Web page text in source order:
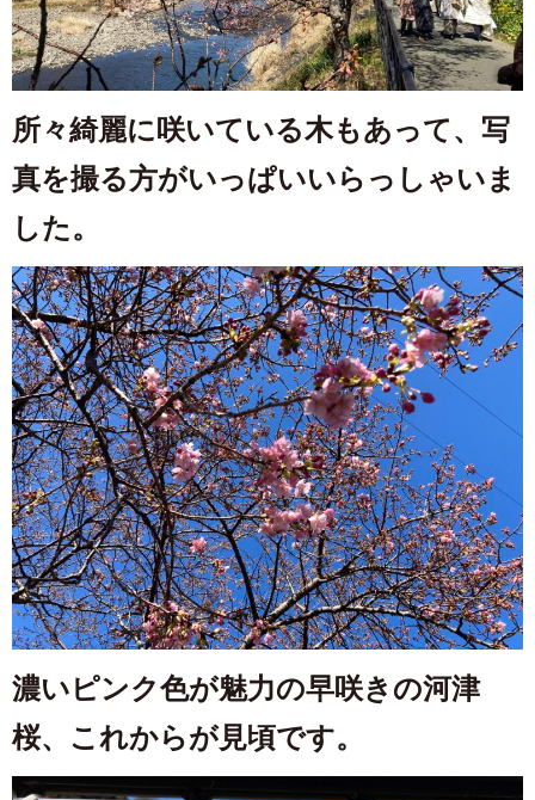
所々綺麗に咲いている木もあって、写
真を撮る方がいっぱいいらっしゃいま
した。
濃いピンク色が魅力の早咲きの河津
桜、これからが見頃です。